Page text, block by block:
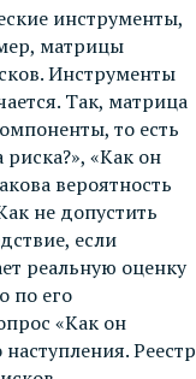
инструменты,
матрицы
Инструменты
Так, матрица
то есть
«Как он
вероятность
не допустить
если
реальную оценку
по его
«Как он
Реестр